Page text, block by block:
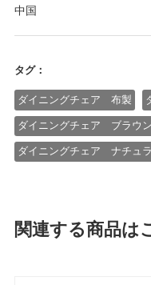
中国
タグ：
ダイニングチェア 布製
ダイニングチェア ブラウ
ダイニングチェア ナチュ
関連する商品は